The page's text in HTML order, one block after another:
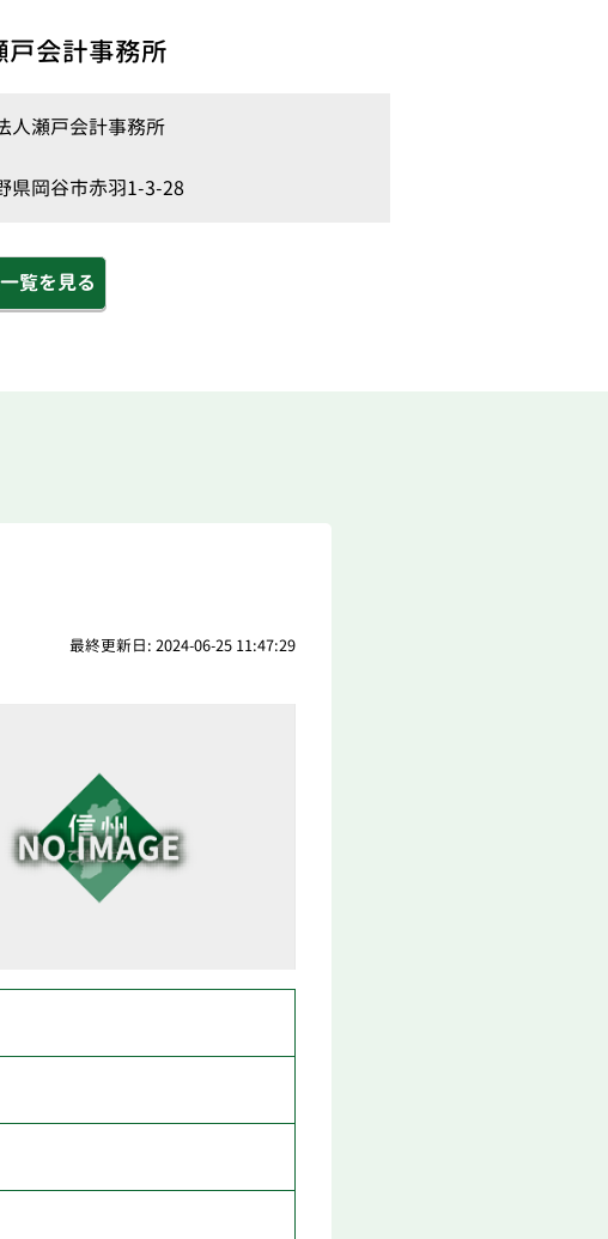
会計事務所
人瀬戸会計事務所
県岡谷市赤羽1-3-28
覧を見る
最終更新日: 2024-06-25 11:47:29